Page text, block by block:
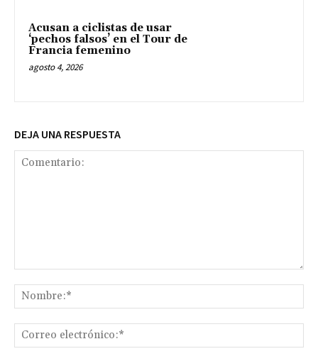
Acusan a ciclistas de usar
‘pechos falsos’ en el Tour de
Francia femenino
agosto 4, 2026
DEJA UNA RESPUESTA